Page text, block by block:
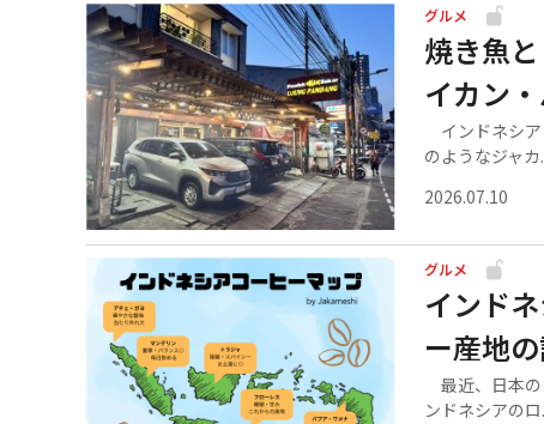
グルメ
焼き魚
イカン
インドネシア
のようなジャカ
2026.07.10
グルメ
インド
ー産地
最近、日本の
ンドネシアのロ